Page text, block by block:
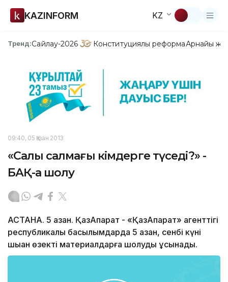
KAZINFORM KZ
Тренд:Сайлау-2026 Конституциялық реформаАрнайы
09:40, 05 Қазан 2013
«Салық салмағы кімдерге түседі?» -
БАҚ-қа шолу
АСТАНА. 5 қазан. ҚазАқпарат - «ҚазАқпарат» агенттігі
республикалық басылымдарда 5 қазан, сенбі күні
шыққан өзекті материалдарға шолуды ұсынады.